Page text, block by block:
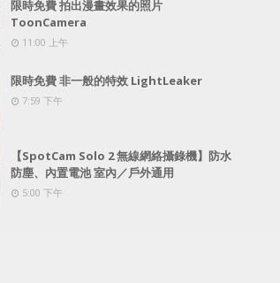
限時免費 拍出漫畫效果的照片
ToonCamera
11:00 上午
限時免費 非一般的特效 LightLeaker
7:59 下午
【SpotCam Solo 2 無線網絡攝錄機】防水
防塵、內置電池 室內／戶外通用
5:00 下午